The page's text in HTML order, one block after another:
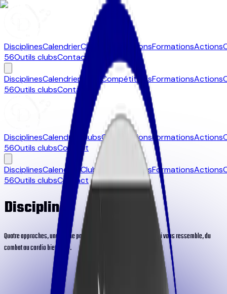
DisciplinesCalendrierClubs CompétitionsFormationsActions
56Outils clubsContact
DisciplinesCalendrier CompétitionsFormationsActions
56Outils clubsContact
DisciplinesCalendrier ClubsCompétitionsFormationsActions
56Outils clubsContact
DisciplinesCalendrierClubs CompétitionsFormationsActions
56Outils clubsContact
Disciplines
Quatre approches, une même passion : choisissez la pratique qui vous ressemble, du
combat au cardio bien-être.